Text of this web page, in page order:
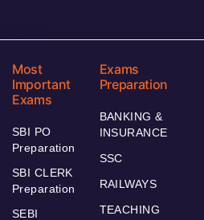
Most
Important
Exams
SBI PO
Preparation
SBI CLERK
Preparation
SEBI
Exams
Preparation
BANKING &
INSURANCE
SSC
RAILWAYS
TEACHING